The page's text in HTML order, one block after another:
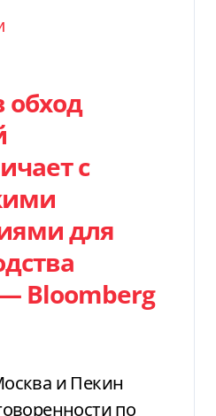
обход
с
для
Bloomberg
и Пекин
по